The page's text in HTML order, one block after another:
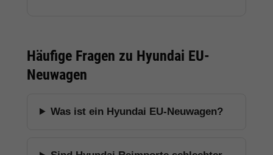
Häufige Fragen zu Hyundai EU-
Neuwagen
Was ist ein Hyundai EU-Neuwagen?